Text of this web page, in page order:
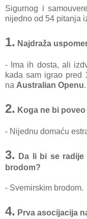
Sigurnog i
nijedno od 54 pitanja
1. Najdraža
- Ima ih dosta, ali
kada sam igrao pred
na Australian Openu.
2. Koga ne bi
- Nijednu domaću
3.
Da li bi se
brodom?
- Svemirskim brodom.
4. Prva asocijacija